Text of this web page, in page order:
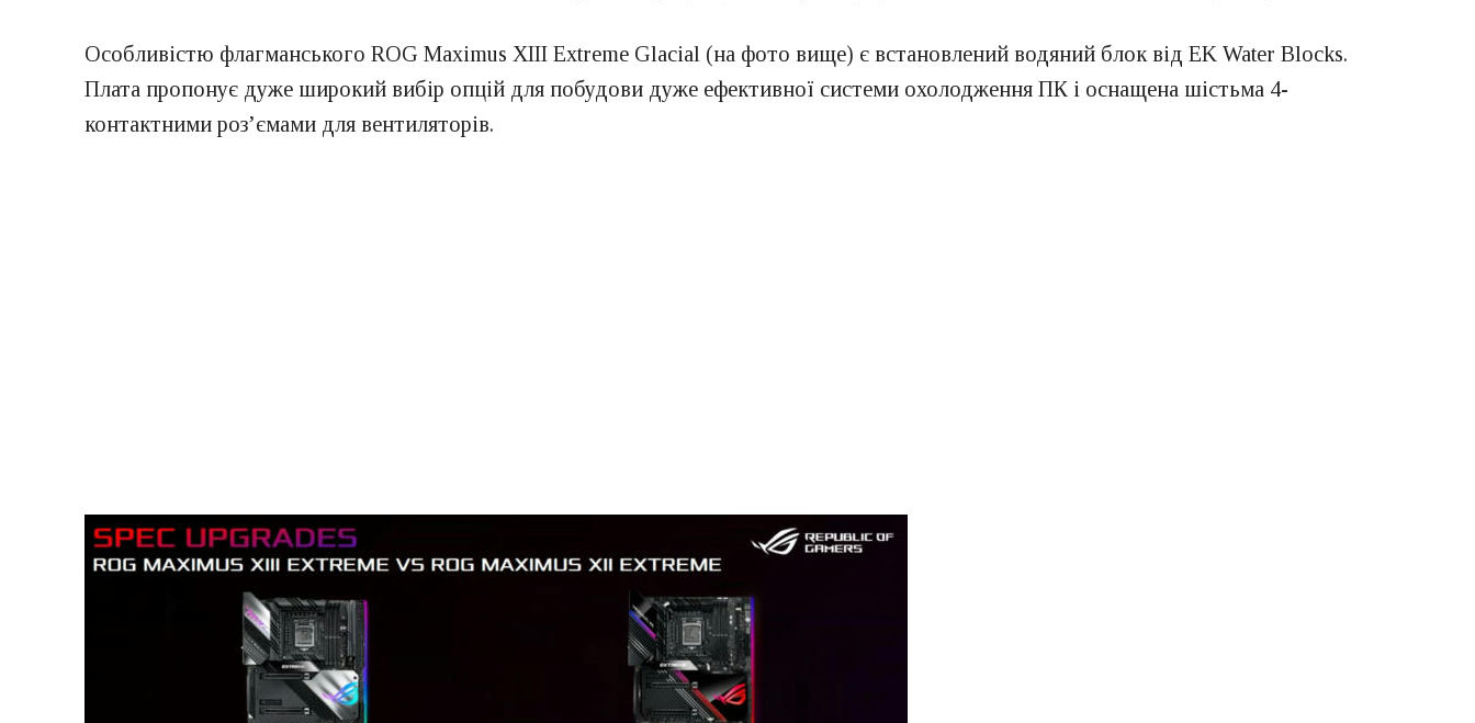
Особливістю флагманського ROG Maximus XIII Extreme Glacial (на фото вище) є встановлений водяний блок від EK Water Blocks.
Плата пропонує дуже широкий вибір опцій для побудови дуже ефективної системи охолодження ПК і оснащена шістьма 4-
контактними роз’ємами для вентиляторів.